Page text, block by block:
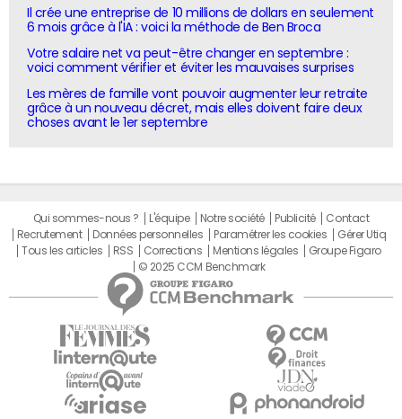
Il crée une entreprise de 10 millions de dollars en seulement
6 mois grâce à l'IA : voici la méthode de Ben Broca
Votre salaire net va peut-être changer en septembre :
voici comment vérifier et éviter les mauvaises surprises
Les mères de famille vont pouvoir augmenter leur retraite
grâce à un nouveau décret, mais elles doivent faire deux
choses avant le 1er septembre
Qui sommes-nous ? L'équipe Notre société Publicité
Contact
Recrutement
Données personnelles Paramétrer les cookies
Gérer Utiq
Tous les articles
RSS Corrections Mentions légales
Groupe Figaro
© 2025 CCM Benchmark